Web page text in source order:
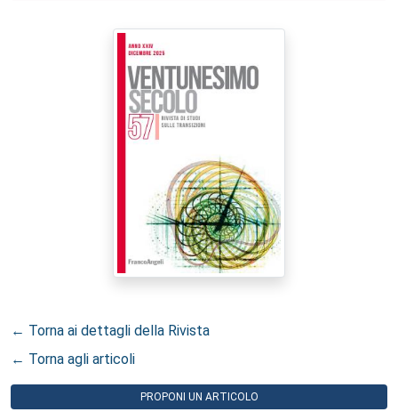
← Torna ai dettagli della Rivista
← Torna agli articoli
PROPONI UN ARTICOLO